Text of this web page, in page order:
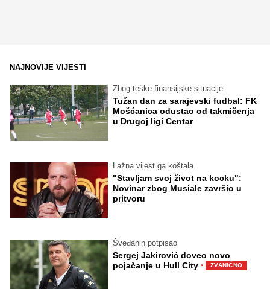
NAJNOVIJE VIJESTI
Zbog teške finansijske situacije
Tužan dan za sarajevski fudbal: FK
Mošćanica odustao od takmičenja
u Drugoj ligi Centar
Lažna vijest ga koštala
"Stavljam svoj život na kocku":
Novinar zbog Musiale završio u
pritvoru
Šveđanin potpisao
Sergej Jakirović doveo novo
pojačanje u Hull City · ZVANIČNO